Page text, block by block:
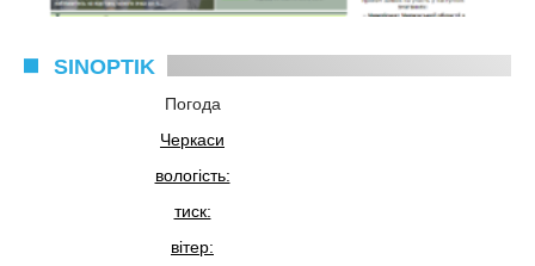
SINOPTIK
Погода
Черкаси
вологість:
тиск:
вітер: